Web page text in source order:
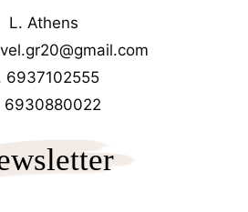
L. Athens
6937102555
6930880022